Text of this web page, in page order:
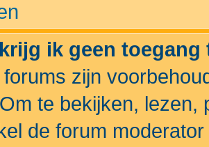
ik geen
zijn
te bekijken, lezen,
de forum